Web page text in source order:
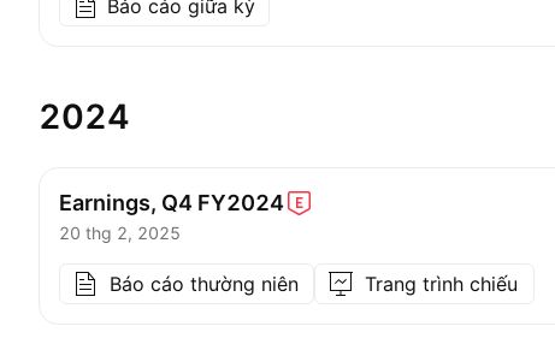
Báo cáo giữa kỳ
2024
Earnings, Q4 FY2024
20 thg 2, 2025
Báo cáo thường niên Trang trình chiếu